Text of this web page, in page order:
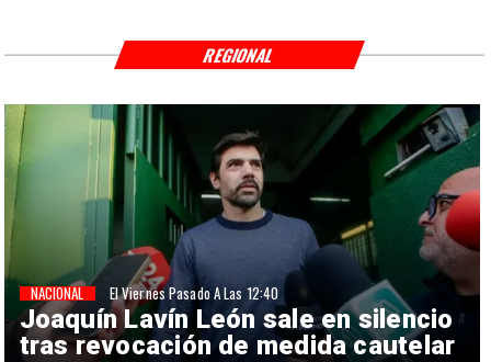
Joaquín Lavín León sale en silencio
tras revocación de medida cautelar
NACIONAL El Viernes Pasado A Las 12:40
REGIONAL